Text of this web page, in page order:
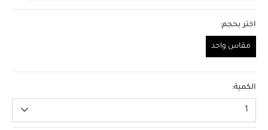
اختر بحجم:
مقاس واحد
الكمية:
1